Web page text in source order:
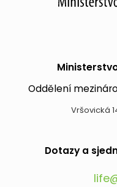
Oddělení
Vršovická
Dotazy a